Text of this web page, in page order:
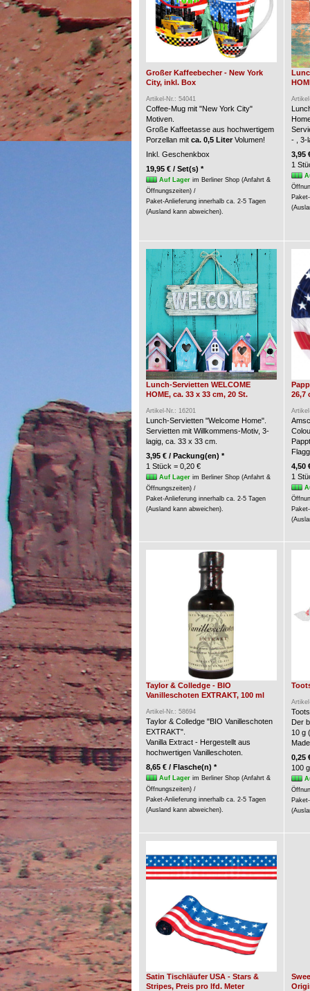
Großer Kaffeebecher - New York
City, inkl. Box
Artikel-Nr.: 54041
Coffee-Mug mit "New York City"
Motiven.
Große Kaffeetasse aus hochwertigem
Porzellan mit ca. 0,5 LiterVolumen!
Inkl. Geschenkbox
19,95 € / Set(s) *
Auf Lagerim Berliner Shop (Anfahrt &
Öffnungszeiten) /
Paket-Anlieferung innerhalb ca. 2-5 Tagen
(Ausland kann abweichen).
- , 3-
3,95
1
Lunch-Servietten WELCOME
HOME, ca. 33 x 33 cm, 20 St.
Artikel-Nr.: 16201
Lunch-Servietten "Welcome Home".
Servietten mit Willkommens-Motiv, 3-
lagig, ca. 33 x 33 cm.
3,95 € / Packung(en) *
1 Stück = 0,20 €
Auf Lagerim Berliner Shop (Anfahrt &
Öffnungszeiten) /
Paket-Anlieferung innerhalb ca. 2-5 Tagen
(Ausland kann abweichen).
26,7
4,50
1
Taylor & Colledge - BIO
Vanilleschoten EXTRAKT, 100 ml
Artikel-Nr.: 58694
Taylor & Colledge "BIO Vanilleschoten
EXTRAKT".
Vanilla Extract - Hergestellt aus
hochwertigen Vanilleschoten.
8,65 € / Flasche(n) *
Auf Lagerim Berliner Shop (Anfahrt &
Öffnungszeiten) /
Paket-Anlieferung innerhalb ca. 2-5 Tagen
(Ausland kann abweichen).
Der
10 g
0,25
100
Satin Tischläufer USA - Stars &
Stripes, Preis pro lfd. Meter